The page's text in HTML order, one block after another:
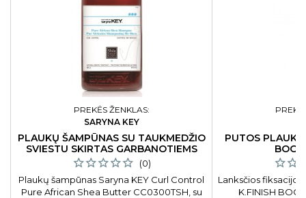
PREKĖS ŽENKLAS:
SARYNA KEY
PLAUKŲ ŠAMPŪNAS SU TAUKMEDŽIO
SVIESTU SKIRTAS GARBANOTIEMS
PLAUKAMS
(0)
Plaukų šampūnas Saryna KEY Curl Control
Pure African Shea Butter CC0300TSH, su
PUTOS
Lanksčios
K.FINISH